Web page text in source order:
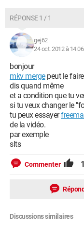
RÉPONSE 1 / 1
gej62
24 oct. 2012 à 14:06
bonjour
mkv mergepeut le
dis quand même
et a condition que tu
si tu veux changer le
tu peux essayer
de la vidéo.
par exemple
slts
Commenter 1
Discussions similaires